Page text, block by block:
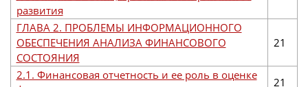
развития
ГЛАВА 2. ПРОБЛЕМЫ ИНФОРМАЦИОННОГО
ОБЕСПЕЧЕНИЯ АНАЛИЗА ФИНАНСОВОГО
СОСТОЯНИЯ
21
2.1. Финансовая отчетность и ее роль в оценке
21